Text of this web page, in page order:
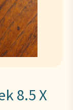
8.5 X